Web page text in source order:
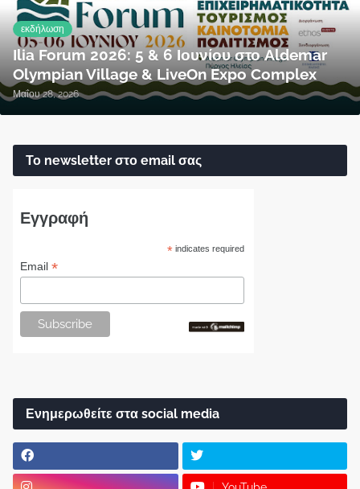
εκδήλωση
Ilia Forum 2026: 5 & 6 Ιουνίου στο Aldemar
Olympian Village & LiveOn Expo Complex
Μαΐου 28, 2026
Το newsletter στο email σας
Εγγραφή
* indicates required
Email *
Ενημερωθείτε στα social media